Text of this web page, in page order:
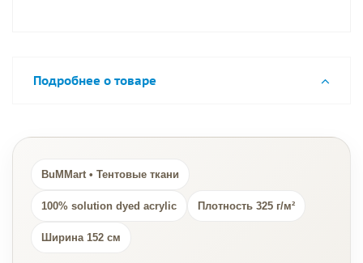
Подробнее о товаре
BuMMart • Тентовые ткани
100% solution dyed acrylic Плотность 325 г/м²
Ширина 152 см